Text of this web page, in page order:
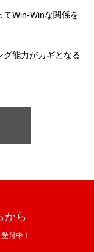
てWin-Winな関係を
能力がカギとなる
から
付中！